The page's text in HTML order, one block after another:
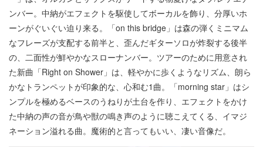
ンバー。中納がエフェクトを駆使してボーカルを飾り、分厚いホ
ーンがぐいぐい迫り来る。「on this bridge」は森の弾くミニマム
なフレーズが支配する前半と、歪んだギターソロが炸裂する後半
の、二面性が鮮やかなスローナンバー。ツアーのために用意され
た新曲「Right on Shower」は、軽やかに歩くようなリズム、朗ら
かなトランペットが印象的な、心和む1曲。「morning star」はシ
ンプルを極めるベースのうねりが土台を作り、エフェクトをかけ
た中納の声の音が鳥や獣の鳴き声のように聴こえてくる、イマジ
ネーション溢れる曲。魔術的と言ってもいい、凄い音像だ。